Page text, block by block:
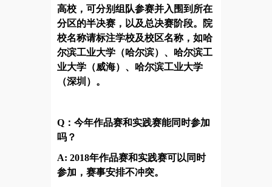
高校，可分别组队参赛并入围到所在
分区的半决赛，以及总决赛阶段。院
校名称请标注学校及校区名称，如哈
尔滨工业大学（哈尔滨）、哈尔滨工
业大学（威海）、哈尔滨工业大学
（深圳） 。
Q：今年作品赛和实践赛能同时参加
吗？
A: 2018年作品赛和实践赛可以同时
参加，赛事安排不冲突。